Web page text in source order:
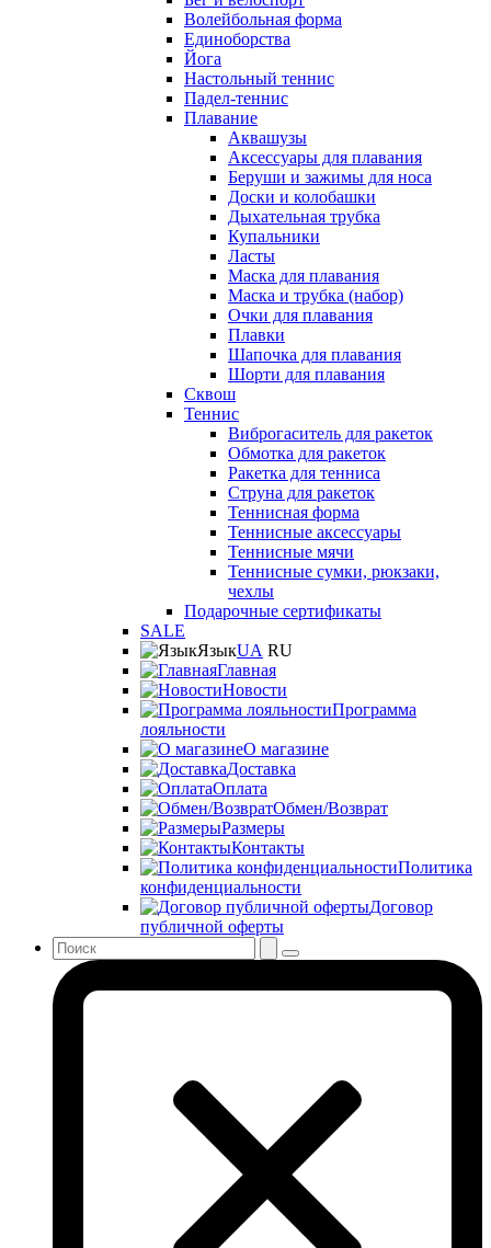
Волейбольная форма
Единоборства
Йога
Настольный теннис
Падел-теннис
Плавание
Аквашузы
Аксессуары для плавания
Беруши и зажимы для носа
Доски и колобашки
Дыхательная трубка
Купальники
Ласты
Маска для плавания
Маска и трубка (набор)
Очки для плавания
Плавки
Шапочка для плавания
Шорти для плавания
Сквош
Теннис
Виброгаситель для ракеток
Обмотка для ракеток
Ракетка для тенниса
Струна для ракеток
Теннисная форма
Теннисные аксессуары
Теннисные мячи
Теннисные сумки, рюкзаки,
чехлы
Подарочные сертификаты
SALE
ЯзыкUA RU
Главная
Новости
Программа
лояльности
О магазине
Доставка
Оплата
Обмен/Возврат
Размеры
Контакты
Политика
конфиденциальности
Договор
публичной оферты